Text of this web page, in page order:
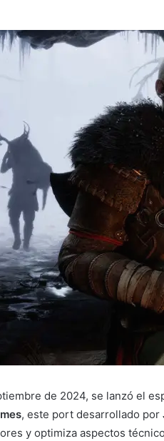
de 2024, se lanzó el
, este port desarrollado por
y optimiza aspectos